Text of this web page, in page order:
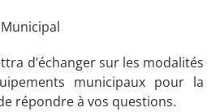
d’échanger sur les modalités
municipaux pour la
répondre à vos questions.